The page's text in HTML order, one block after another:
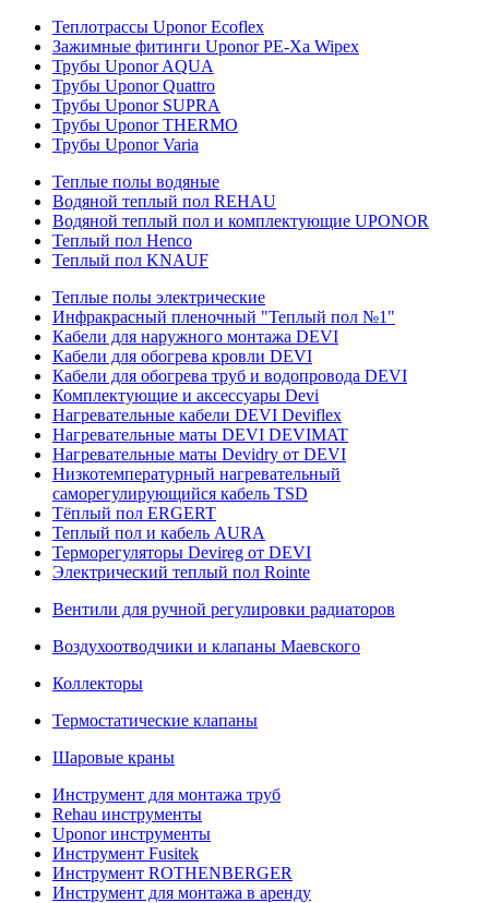
Теплотрассы Uponor Ecoflex
Зажимные фитинги Uponor PE-Xa Wipex
Трубы Uponor AQUA
Трубы Uponor Quattro
Трубы Uponor SUPRA
Трубы Uponor THERMO
Трубы Uponor Varia
Теплые полы водяные
Водяной теплый пол REHAU
Водяной теплый пол и комплектующие UPONOR
Теплый пол Henco
Теплый пол KNAUF
Теплые полы электрические
Инфракрасный пленочный "Теплый пол №1"
Кабели для наружного монтажа DEVI
Кабели для обогрева кровли DEVI
Кабели для обогрева труб и водопровода DEVI
Комплектующие и аксессуары Devi
Нагревательные кабели DEVI Deviflex
Нагревательные маты DEVI DEVIMAT
Нагревательные маты Devidry от DEVI
Низкотемпературный нагревательный
саморегулирующийся кабель TSD
Тёплый пол ERGERT
Теплый пол и кабель AURA
Терморегуляторы Devireg от DEVI
Электрический теплый пол Rointe
Вентили для ручной регулировки радиаторов
Воздухоотводчики и клапаны Маевского
Коллекторы
Термостатические клапаны
Шаровые краны
Инструмент для монтажа труб
Rehau инструменты
Uponor инструменты
Инструмент Fusitek
Инструмент ROTHENBERGER
Инструмент для монтажа в аренду